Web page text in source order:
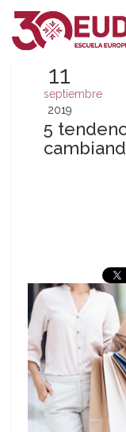
11
septiembre
2019
5